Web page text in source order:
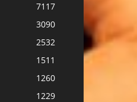
7117
3090
2532
1511
1260
1229